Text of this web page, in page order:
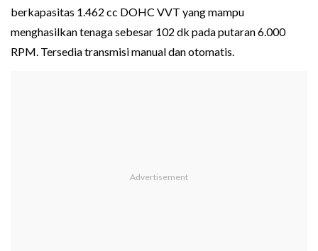
berkapasitas 1.462 cc DOHC VVT yang mampu
menghasilkan tenaga sebesar 102 dk pada putaran 6.000
RPM. Tersedia transmisi manual dan otomatis.